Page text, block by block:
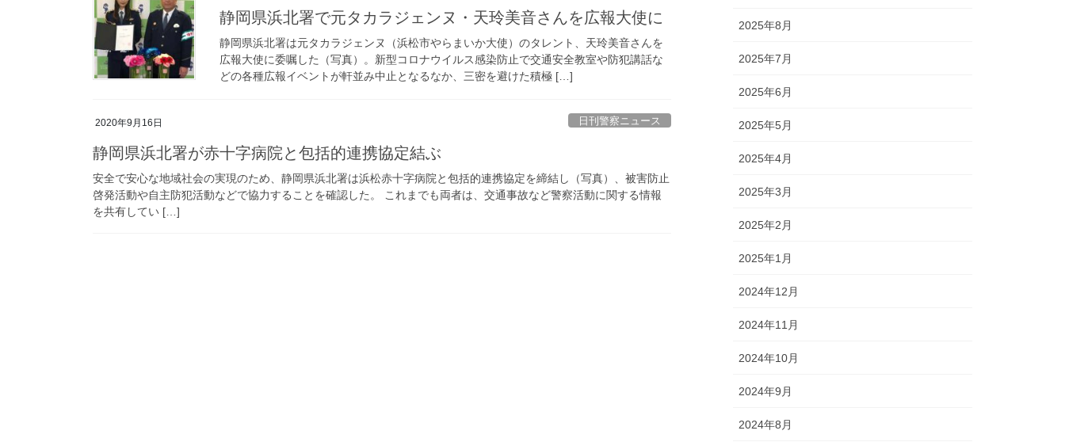
静岡県浜北署で元タカラジェンヌ・天玲美音さんを広報大使に
静岡県浜北署は元タカラジェンヌ（浜松市やらまいか大使）のタレント、天玲美音さんを
広報大使に委嘱した（写真）。新型コロナウイルス感染防止で交通安全教室や防犯講話な
どの各種広報イベントが軒並み中止となるなか、三密を避けた積極 […]
2020年9月16日 日刊警察ニュース
静岡県浜北署が赤十字病院と包括的連携協定結ぶ
安全で安心な地域社会の実現のため、静岡県浜北署は浜松赤十字病院と包括的連携協定を締結し（写真）、被害防止
啓発活動や自主防犯活動などで協力することを確認した。 これまでも両者は、交通事故など警察活動に関する情報
を共有してい […]
2025年8月
2025年7月
2025年6月
2025年5月
2025年4月
2025年3月
2025年2月
2025年1月
2024年12月
2024年11月
2024年10月
2024年9月
2024年8月